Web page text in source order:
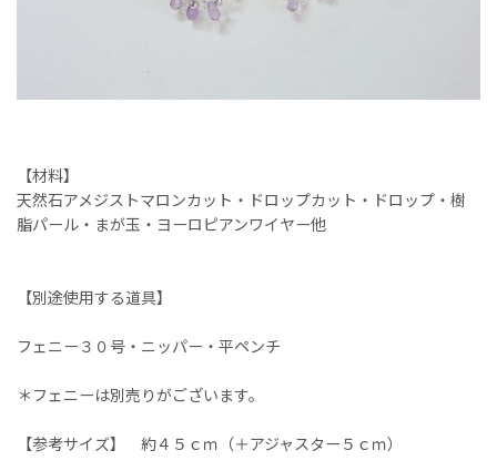
【材料】
天然石アメジストマロンカット・ドロップカット・ドロップ・樹
脂パール・まが玉・ヨーロピアンワイヤー他
【別途使用する道具】
フェニー３０号・ニッパー・平ペンチ
＊フェニーは別売りがございます。
【参考サイズ】 約４５ｃｍ（＋アジャスター５ｃｍ）